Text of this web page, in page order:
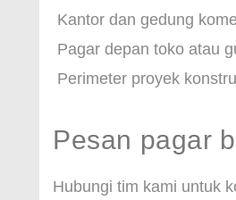
Kantor dan gedung
Pagar depan toko atau
Perimeter proyek
Pesan pagar
Hubungi tim kami untuk